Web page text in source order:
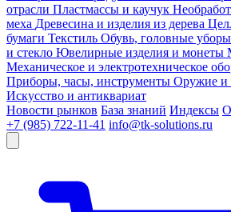
отрасли Пластмассы и каучук
меха Древесина и изделия из дерева
бумаги Текстиль Обувь, головные
и стекло Ювелирные изделия и монеты
Механическое и электротехническое
Приборы, часы, инструменты Оружие и
Искусство и антиквариат
Новости рынков База знаний Индексы
+7 (985) 722-11-41 info@tk-solutions.ru